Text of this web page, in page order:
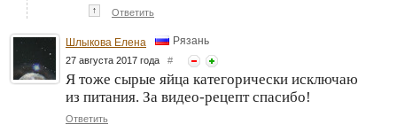
↑ Ответить
Шлыкова Елена Рязань
27 августа 2017 года #
Я тоже сырые яйца категорически исключаю
из питания. За видео-рецепт спасибо!
Ответить